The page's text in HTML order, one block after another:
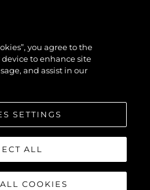
права защищены.
you agree to the
to enhance site
and assist in our
SETTINGS
ALL
COOKIES